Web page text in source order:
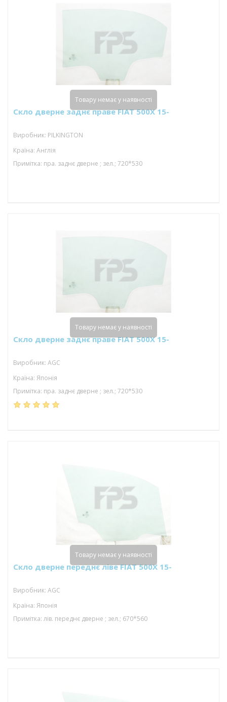
Скло дверне заднє праве FIAT 500X 15-
Виробник: PILKINGTON
Країна: Англія
Примітка: пра. заднє дверне ; зел.; 720*530
Товару немає у наявності
Скло дверне заднє праве FIAT 500X 15-
Виробник: AGC
Країна: Японія
Примітка: пра. заднє дверне ; зел.; 720*530
Товару немає у наявності
Скло дверне переднє ліве FIAT 500X 15-
Виробник: AGC
Країна: Японія
Примітка: лів. переднє дверне ; зел.; 670*560
Товару немає у наявності